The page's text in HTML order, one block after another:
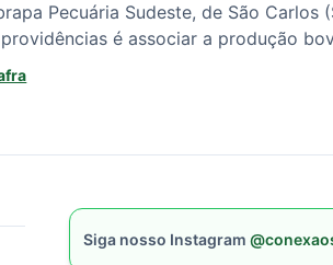
Pecuária Sudeste, de São
é associar a produção
Siga nosso Instagram